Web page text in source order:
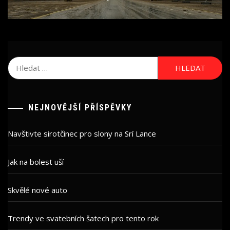
post:
Vyhledávání
NEJNOVĚJŠÍ PŘÍSPĚVKY
Navštivte sirotčinec pro slony na Srí Lance
Jak na bolest uší
Skvělé nové auto
Trendy ve svatebních šatech pro tento rok